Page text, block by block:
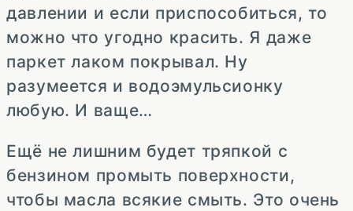
давлении и если приспособиться, то
можно что угодно красить. Я даже
паркет лаком покрывал. Ну
разумеется и водоэмульсионку
любую. И ваще…
Ещё не лишним будет тряпкой с
бензином промыть поверхности,
чтобы масла всякие смыть. Это очень